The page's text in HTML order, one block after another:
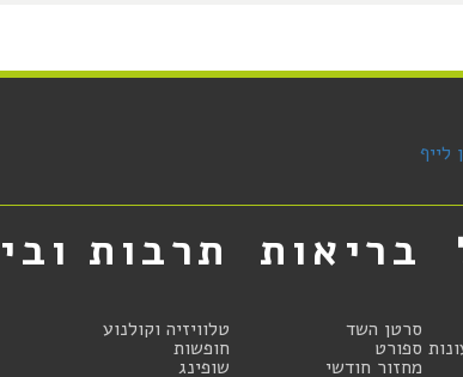
בריאות
סרטן השד
ספורט
מחזור חודשי
תרבות
טלוויזיה וקולנוע
חופשות
שופינג